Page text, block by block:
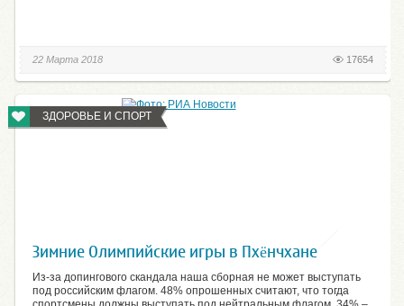
17654
22 Марта 2018
ЗДОРОВЬЕ И СПОРТ
Зимние Олимпийские игры в Пхёнчхане
Из-за допингового скандала наша сборная не может выступать
под российским флагом. 48% опрошенных считают, что тогда